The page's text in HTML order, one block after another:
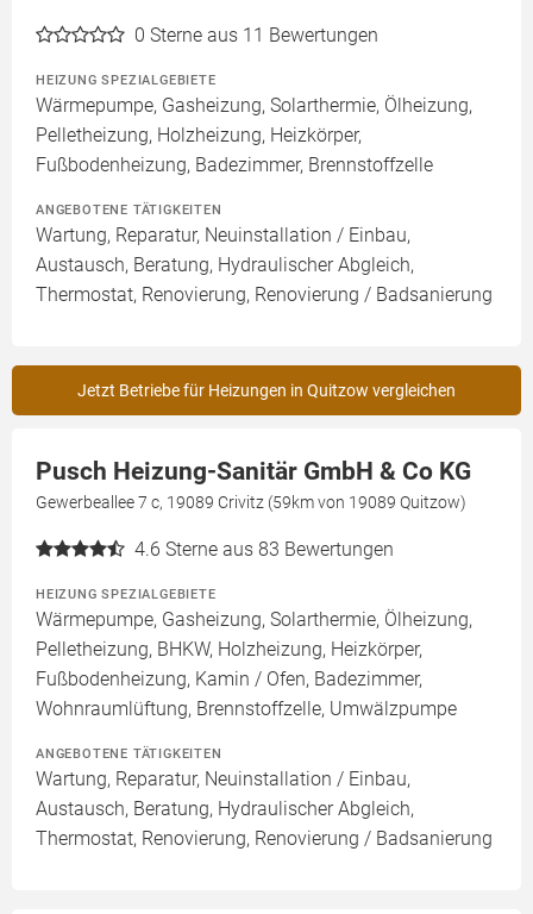
0 Sterne aus 11 Bewertungen
HEIZUNG SPEZIALGEBIETE
Wärmepumpe, Gasheizung, Solarthermie, Ölheizung,
Pelletheizung, Holzheizung, Heizkörper,
Fußbodenheizung, Badezimmer, Brennstoffzelle
ANGEBOTENE TÄTIGKEITEN
Wartung, Reparatur, Neuinstallation / Einbau,
Austausch, Beratung, Hydraulischer Abgleich,
Thermostat, Renovierung, Renovierung / Badsanierung
Jetzt Betriebe für Heizungen in Quitzow vergleichen
Pusch Heizung-Sanitär GmbH & Co KG
Gewerbeallee 7 c, 19089 Crivitz (59km von 19089 Quitzow)
4.6 Sterne aus 83 Bewertungen
HEIZUNG SPEZIALGEBIETE
Wärmepumpe, Gasheizung, Solarthermie, Ölheizung,
Pelletheizung, BHKW, Holzheizung, Heizkörper,
Fußbodenheizung, Kamin / Ofen, Badezimmer,
Wohnraumlüftung, Brennstoffzelle, Umwälzpumpe
ANGEBOTENE TÄTIGKEITEN
Wartung, Reparatur, Neuinstallation / Einbau,
Austausch, Beratung, Hydraulischer Abgleich,
Thermostat, Renovierung, Renovierung / Badsanierung